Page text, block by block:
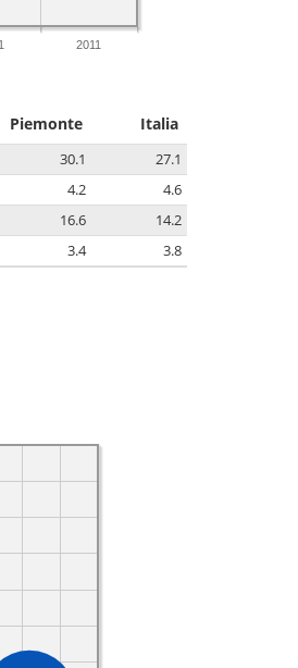
2011
Piemonte Italia
30.1
27.1
4.2
4.6
16.6
14.2
3.4 3.8